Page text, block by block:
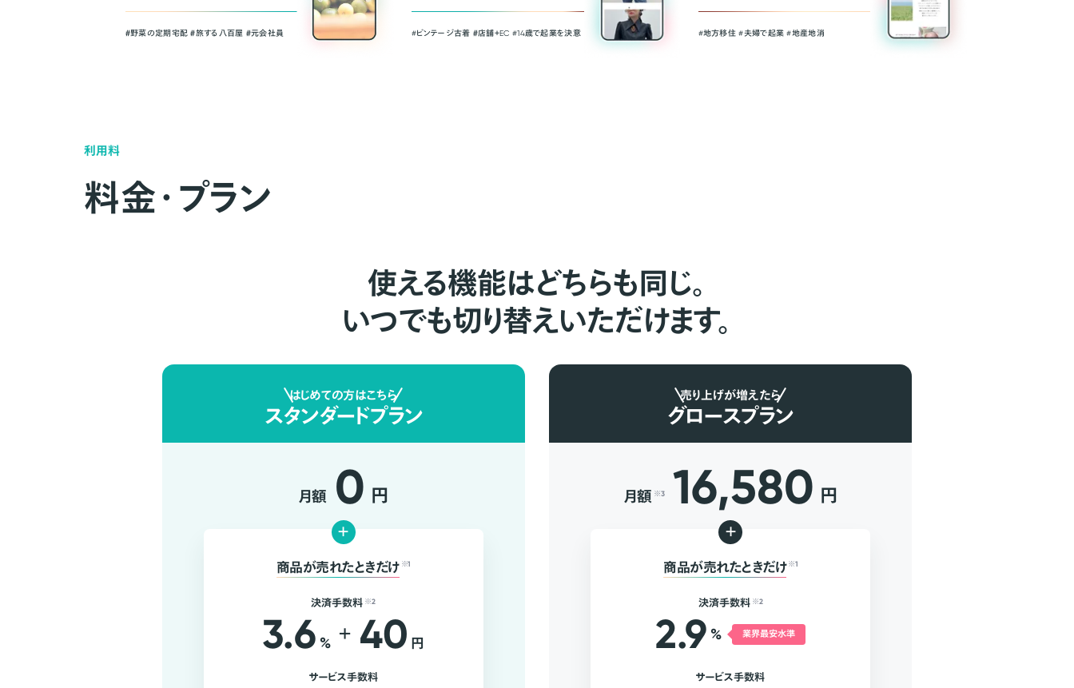
＃野菜の定期宅配 ＃旅する八百屋 ＃元会社員 #ビンテージ古着 ＃店舗＋EC #14歳で起業を決意 #地方移住 #夫婦で起業 #地産地消
利用料
料金・プラン
使える機能はどちらも同じ。
いつでも切り替えいただけます。
はじめての方はこちら
スタンダードプラン
月額 0 円
+
商品が売れたときだけ ※1
決済手数料 ※2
3.6 % + 40 円
サービス手数料
売り上げが増えたら
グロースプラン
月額 ※3 16,580 円
+
商品が売れたときだけ ※1
決済手数料 ※2
2.9 % 業界最安水準
サービス手数料